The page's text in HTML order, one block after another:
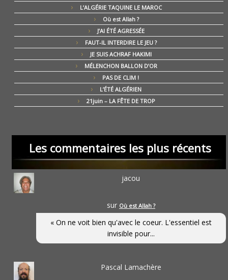
L’ALGÉRIE TAQUINE LE MAROC
Où est Allah ?
J’AI ÉTÉ AGRESSÉE
FAUT-IL INTERDIRE LE JEU ?
JE SUIS ACHRAF HAKIMI
MÉLENCHON BALLON D’OR
PAS DE CLIM !
L’ÉTÉ ALGÉRIEN
21juin – LA FÊTE DE TROP
Les commentaires les plus récents
jacou
sur Où est Allah ?
« On ne voit bien qu'avec le coeur. L'essentiel est
invisible pour...
Pascal Lamachère